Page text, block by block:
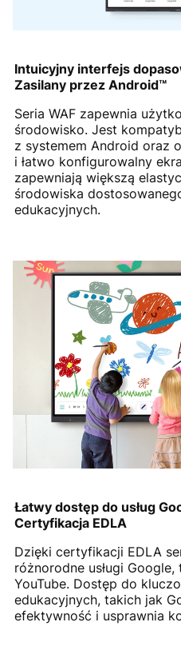
Intuicyjny interfejs
Zasilany przez Android™
Seria WAF zapewnia
środowisko. Jest
z systemem Android oraz
i łatwo konfigurowalny
zapewniają większą
środowiska
edukacyjnych.
Łatwy dostęp do usług
Certyfikacja EDLA
Dzięki certyfikacji EDLA
różnorodne usługi
YouTube. Dostęp do
edukacyjnych, takich jak
efektywność i usprawnia